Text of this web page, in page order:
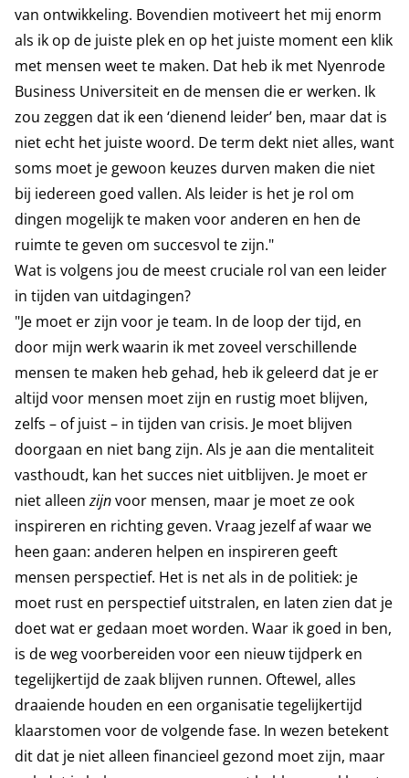
van ontwikkeling. Bovendien motiveert het mij enorm
als ik op de juiste plek en op het juiste moment een klik
met mensen weet te maken. Dat heb ik met Nyenrode
Business Universiteit en de mensen die er werken. Ik
zou zeggen dat ik een ‘dienend leider’ ben, maar dat is
niet echt het juiste woord. De term dekt niet alles, want
soms moet je gewoon keuzes durven maken die niet
bij iedereen goed vallen. Als leider is het je rol om
dingen mogelijk te maken voor anderen en hen de
ruimte te geven om succesvol te zijn."
Wat is volgens jou de meest cruciale rol van een leider
in tijden van uitdagingen?
"Je moet er zijn voor je team. In de loop der tijd, en
door mijn werk waarin ik met zoveel verschillende
mensen te maken heb gehad, heb ik geleerd dat je er
altijd voor mensen moet zijn en rustig moet blijven,
zelfs – of juist – in tijden van crisis. Je moet blijven
doorgaan en niet bang zijn. Als je aan die mentaliteit
vasthoudt, kan het succes niet uitblijven. Je moet er
niet alleenzijnvoor mensen, maar je moet ze ook
inspireren en richting geven. Vraag jezelf af waar we
heen gaan: anderen helpen en inspireren geeft
mensen perspectief. Het is net als in de politiek: je
moet rust en perspectief uitstralen, en laten zien dat je
doet wat er gedaan moet worden. Waar ik goed in ben,
is de weg voorbereiden voor een nieuw tijdperk en
tegelijkertijd de zaak blijven runnen. Oftewel, alles
draaiende houden en een organisatie tegelijkertijd
klaarstomen voor de volgende fase. In wezen betekent
dit dat je niet alleen financieel gezond moet zijn, maar